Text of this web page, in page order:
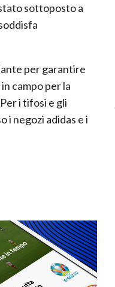
sottoposto a
per garantire
campo per la
i tifosi e gli
i negozi adidas e i